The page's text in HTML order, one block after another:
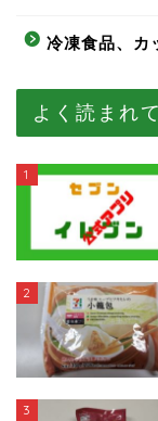
冷凍食品、カ
よく読まれ
1
2
3